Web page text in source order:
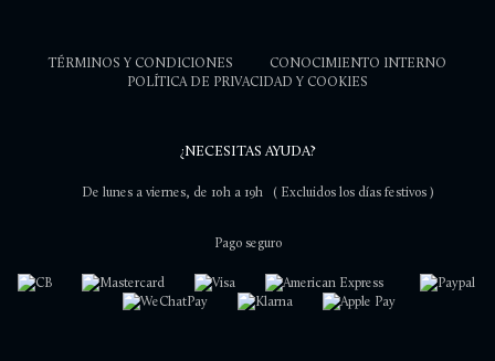
TÉRMINOS Y CONDICIONES
CONOCIMIENTO INTERNO
POLÍTICA DE PRIVACIDAD Y COOKIES
¿NECESITAS AYUDA?
De lunes a viernes, de 10h a 19h ( Excluidos los días festivos )
Pago seguro